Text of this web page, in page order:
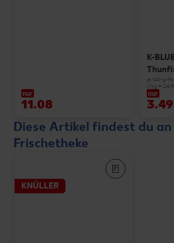
nur
11.08
K-
je 140-g-
(1 kg =
nur
3.49
Diese Artikel findest du an
Frischetheke
KNÜLLER